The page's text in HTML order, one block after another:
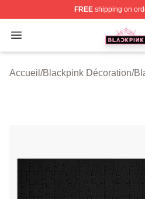
FREEshipping on
Open menu
BLACKPINK Shop -
Accueil /Blackpink Décoration/